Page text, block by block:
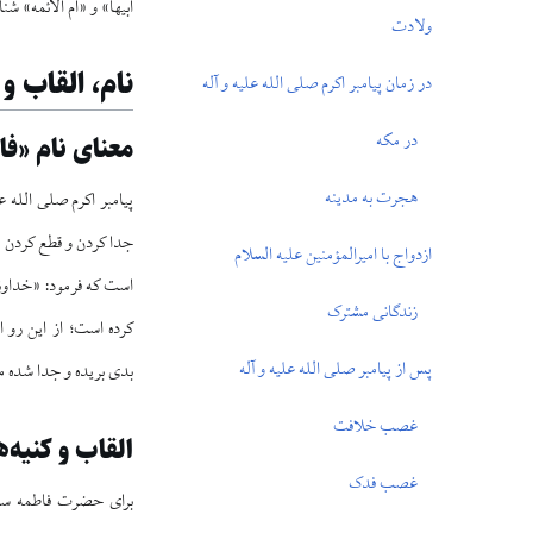
ولادت
در زمان پیامبر اکرم صلی الله علیه و آله
در مکه
هجرت به مدینه
ازدواج با امیرالمؤمنین علیه السلام
زندگانی مشترک
پس از پیامبر صلی الله علیه و آله
غصب خلافت
غصب فدک
ابیها» و «ام الائمه»
نام، القاب
معنای نام
پیامبر اکرم صلی
جدا کردن و قطع کردن
است که فرمود:
کرده است؛ از این
بدی بریده و جدا شده
القاب و
برای حضرت فاطمه